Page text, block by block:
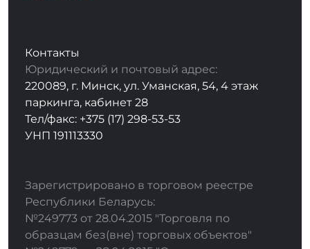
Контакты
Юридический и почтовый адрес:
220089, г. Минск, ул. Уманская, 54, 4 этаж
паркинга, кабинет 28
Тел/факс: +375 (17) 298-53-53
УНП 191113330
Зарегистрировано в торговом реестре
Республики Беларусь:
№249773 от 28.04.2015 "Торговля по
образцам без(вне) торговых объектов"